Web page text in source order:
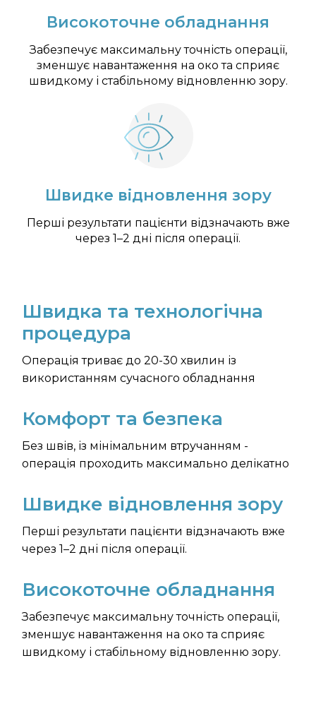
Високоточне обладнання
Забезпечує максимальну точність операції,
зменшує навантаження на око та сприяє
швидкому і стабільному відновленню зору.
Швидке відновлення зору
Перші результати пацієнти відзначають вже
через 1–2 дні після операції.
Швидка та технологічна
процедура
Операція триває до 20-30 хвилин із
використанням сучасного обладнання
Комфорт та безпека
Без швів, із мінімальним втручанням -
операція проходить максимально делікатно
Швидке відновлення зору
Перші результати пацієнти відзначають вже
через 1–2 дні після операції.
Високоточне обладнання
Забезпечує максимальну точність операції,
зменшує навантаження на око та сприяє
швидкому і стабільному відновленню зору.